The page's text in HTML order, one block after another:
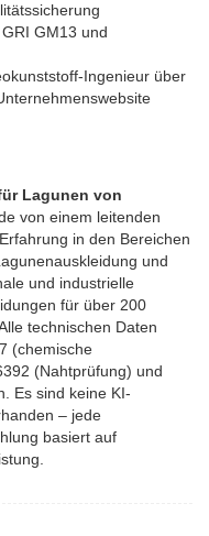
GM13 und
Ingenieur über
Lagunen von
von einem leitenden
in den Bereichen
und
und industrielle
für über 200
technischen Daten
(chemische
(Nahtprüfung) und
Es sind keine KI-
– jede
basiert auf